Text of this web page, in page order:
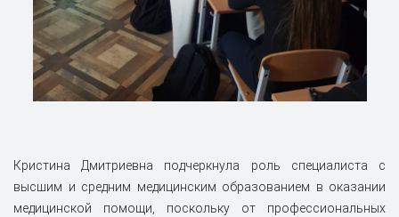
Кристина Дмитриевна подчеркнула роль специалиста с
высшим и средним медицинским образованием в оказании
медицинской помощи, поскольку от профессиональных